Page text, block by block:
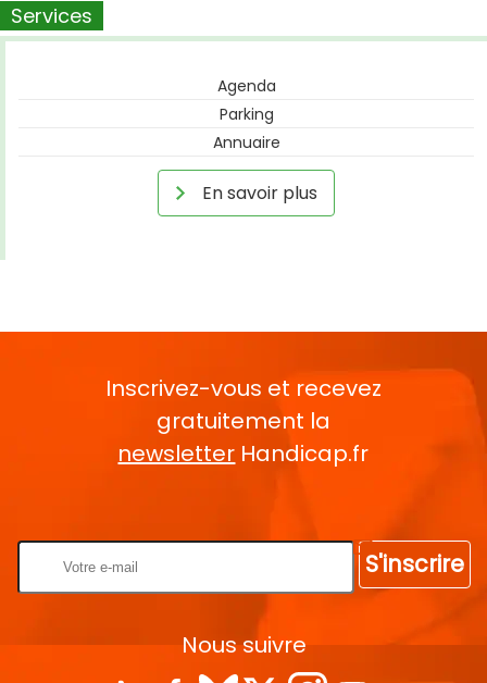
Services
Agenda
Parking
Annuaire
En savoir plus
Inscrivez-vous et recevez
gratuitement la
newsletter Handicap.fr
S'inscrire
Nous suivre